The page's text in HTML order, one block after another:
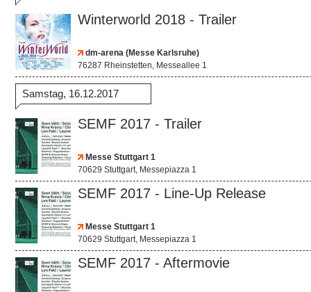
Winterworld 2018 - Trailer
dm-arena (Messe Karlsruhe)
76287 Rheinstetten, Messeallee 1
Samstag, 16.12.2017
SEMF 2017 - Trailer
Messe Stuttgart 1
70629 Stuttgart, Messepiazza 1
SEMF 2017 - Line-Up Release
Messe Stuttgart 1
70629 Stuttgart, Messepiazza 1
SEMF 2017 - Aftermovie